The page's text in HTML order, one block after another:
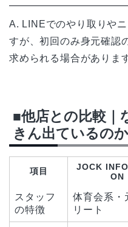
A. LINEでのやり取りや
すが、初回のみ身元確認
求められる場合がありま
■他店との比較｜
きん出ているの
項目
JOCK
ON
スタッフ
の特徴
体育会系・
リート